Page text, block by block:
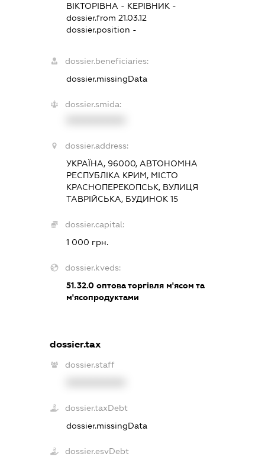
ВІКТОРІВНА - КЕРІВНИК -
dossier.from 21.03.12
dossier.position -
dossier.beneficiaries:
dossier.missingData
dossier.smida:
dossier.address:
УКРАЇНА, 96000, АВТОНОМНА
РЕСПУБЛІКА КРИМ, МІСТО
КРАСНОПЕРЕКОПСЬК, ВУЛИЦЯ
ТАВРІЙСЬКА, БУДИНОК 15
dossier.capital:
1 000 грн.
dossier.kveds:
51.32.0 оптова торгівля м'ясом та
м'ясопродуктами
dossier.tax
dossier.staff
dossier.taxDebt
dossier.missingData
dossier.esvDebt